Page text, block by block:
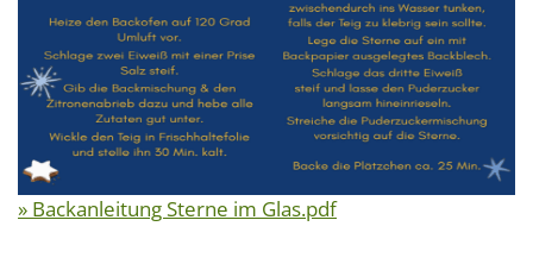
» Backanleitung Sterne im Glas.pdf